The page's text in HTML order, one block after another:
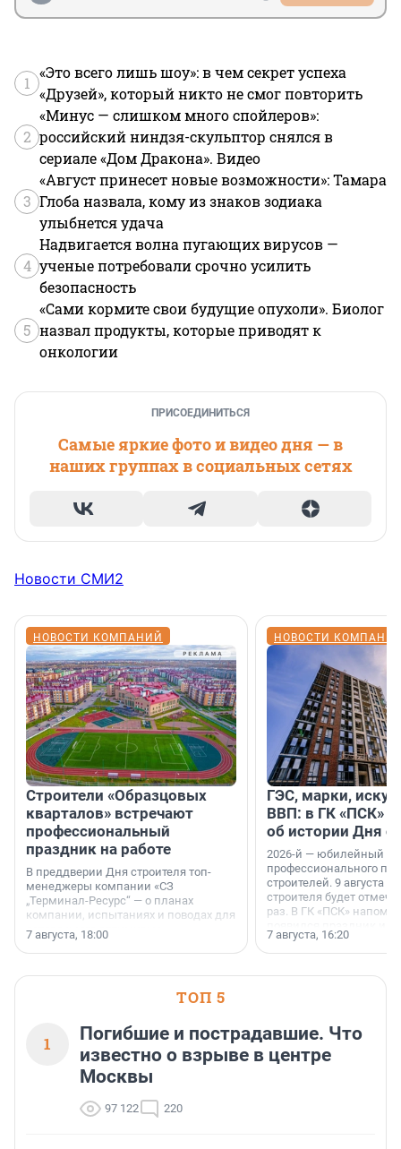
1
«Это всего лишь шоу»: в чем секрет успеха
«Друзей», который никто не смог повторить
2
«Минус — слишком много спойлеров»:
российский ниндзя-скульптор снялся в
сериале «Дом Дракона». Видео
3
«Август принесет новые возможности»: Тамара
Глоба назвала, кому из знаков зодиака
улыбнется удача
4
Надвигается волна пугающих вирусов —
ученые потребовали срочно усилить
безопасность
5
«Сами кормите свои будущие опухоли». Биолог
назвал продукты, которые приводят к
онкологии
ПРИСОЕДИНИТЬСЯ
Самые яркие фото и видео дня — в
наших группах в социальных сетях
Новости СМИ2
НОВОСТИ КОМПАНИЙ
Строители «Образцовых
кварталов» встречают
профессиональный
праздник на работе
В преддверии Дня строителя топ-
менеджеры компании «СЗ
„Терминал-Ресурс“ — о планах
компании, испытаниях и поводах для
осторожного оптимизма.
7 августа, 18:00
НОВОСТИ
ГЭС, марки,
ВВП: в ГК «ПСК»
об истории Дня
2026-й — юбилейный
профессионального
строителей. 9 августа
строителя будет
раз. В ГК «ПСК»
поменялась роль
7 августа, 16:20
ТОП 5
1
Погибшие и пострадавшие. Что
известно о взрыве в центре
Москвы
97 122 220